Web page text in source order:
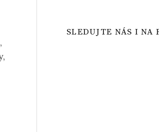
SLEDUJTE NÁS I NA